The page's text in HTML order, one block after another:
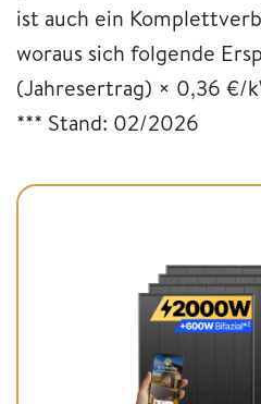
ist auch ein
woraus sich folgende
(Jahresertrag) × 0,36 €/
*** Stand: 02/2026